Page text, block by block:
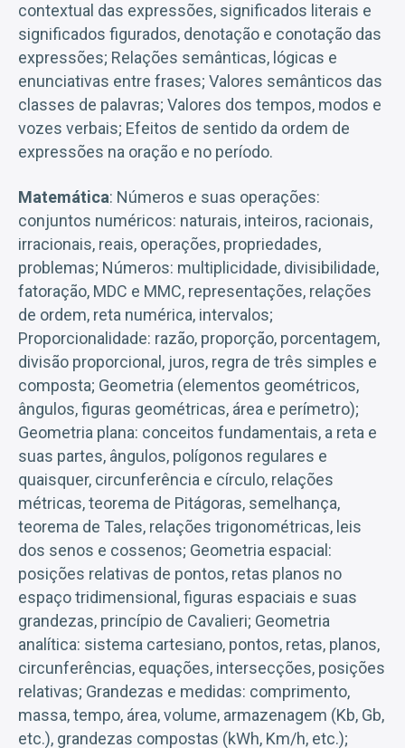
contextual das expressões, significados literais e
significados figurados, denotação e conotação das
expressões; Relações semânticas, lógicas e
enunciativas entre frases; Valores semânticos das
classes de palavras; Valores dos tempos, modos e
vozes verbais; Efeitos de sentido da ordem de
expressões na oração e no período.
Matemática: Números e suas operações:
conjuntos numéricos: naturais, inteiros, racionais,
irracionais, reais, operações, propriedades,
problemas; Números: multiplicidade, divisibilidade,
fatoração, MDC e MMC, representações, relações
de ordem, reta numérica, intervalos;
Proporcionalidade: razão, proporção, porcentagem,
divisão proporcional, juros, regra de três simples e
composta; Geometria (elementos geométricos,
ângulos, figuras geométricas, área e perímetro);
Geometria plana: conceitos fundamentais, a reta e
suas partes, ângulos, polígonos regulares e
quaisquer, circunferência e círculo, relações
métricas, teorema de Pitágoras, semelhança,
teorema de Tales, relações trigonométricas, leis
dos senos e cossenos; Geometria espacial:
posições relativas de pontos, retas planos no
espaço tridimensional, figuras espaciais e suas
grandezas, princípio de Cavalieri; Geometria
analítica: sistema cartesiano, pontos, retas, planos,
circunferências, equações, intersecções, posições
relativas; Grandezas e medidas: comprimento,
massa, tempo, área, volume, armazenagem (Kb, Gb,
etc.), grandezas compostas (kWh, Km/h, etc.);